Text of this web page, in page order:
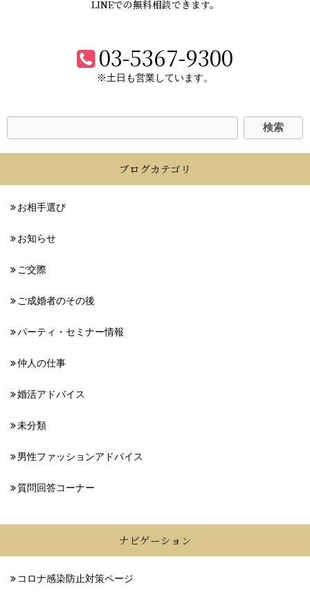
LINEでの無料相談できます。
03-5367-9300
※土日も営業しています。
ブログカテゴリ
お相手選び
お知らせ
ご交際
ご成婚者のその後
パーティ・セミナー情報
仲人の仕事
婚活アドバイス
未分類
男性ファッションアドバイス
質問回答コーナー
ナビゲーション
コロナ感染防止対策ページ